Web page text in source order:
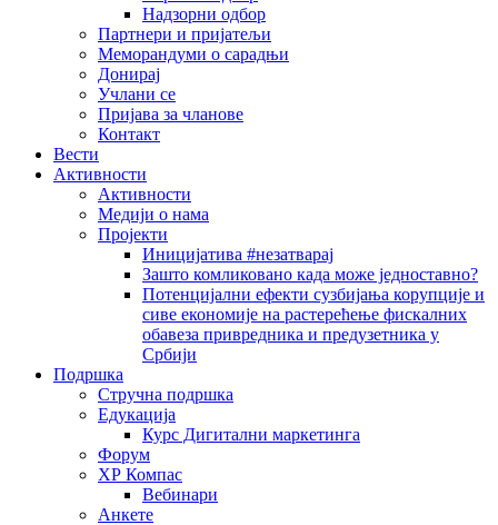
Надзорни одбор
Партнери и пријатељи
Меморандуми о сарадњи
Донирај
Учлани се
Пријава за чланове
Контакт
Вести
Активности
Активности
Медији о нама
Пројекти
Иницијатива #незатварај
Зашто комликовано када може једноставно?
Потенцијални ефекти сузбијања корупције и
сиве економије на растерећење фискалних
обавеза привредника и предузетника у
Србији
Подршка
Стручна подршка
Едукација
Курс Дигитални маркетинга
Форум
ХР Компас
Вебинари
Анкете